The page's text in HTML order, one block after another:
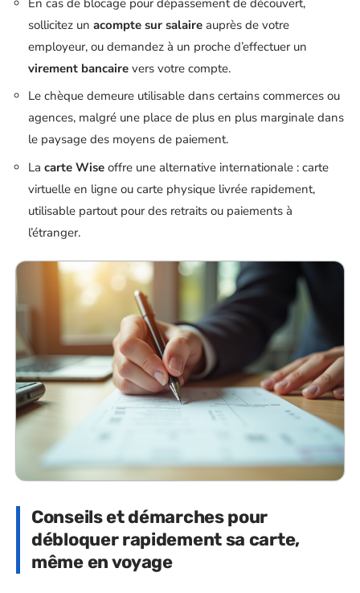
sollicitez un acompte sur salaire auprès de votre
employeur, ou demandez à un proche d’effectuer un
virement bancaire vers votre compte.
Le chèque demeure utilisable dans certains commerces ou
agences, malgré une place de plus en plus marginale dans
le paysage des moyens de paiement.
La carte Wise offre une alternative internationale : carte
virtuelle en ligne ou carte physique livrée rapidement,
utilisable partout pour des retraits ou paiements à
l’étranger.
Conseils et démarches pour
débloquer rapidement sa carte,
même en voyage